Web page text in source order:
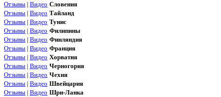
Отзывы | Видео Словения
Отзывы | Видео Тайланд
Отзывы | Видео Тунис
Отзывы | Видео Филипины
Отзывы | Видео Финляндия
Отзывы | Видео Франция
Отзывы | Видео Хорватия
Отзывы | Видео Черногория
Отзывы | Видео Чехия
Отзывы | Видео Швейцария
Отзывы | Видео Шри-Ланка